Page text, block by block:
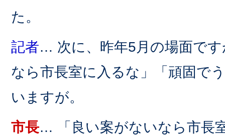
た。
記者… 次に、昨年5月の場面で
なら市長室に入るな」「頑固で
いますが。
市長… 「良い案がないなら市長